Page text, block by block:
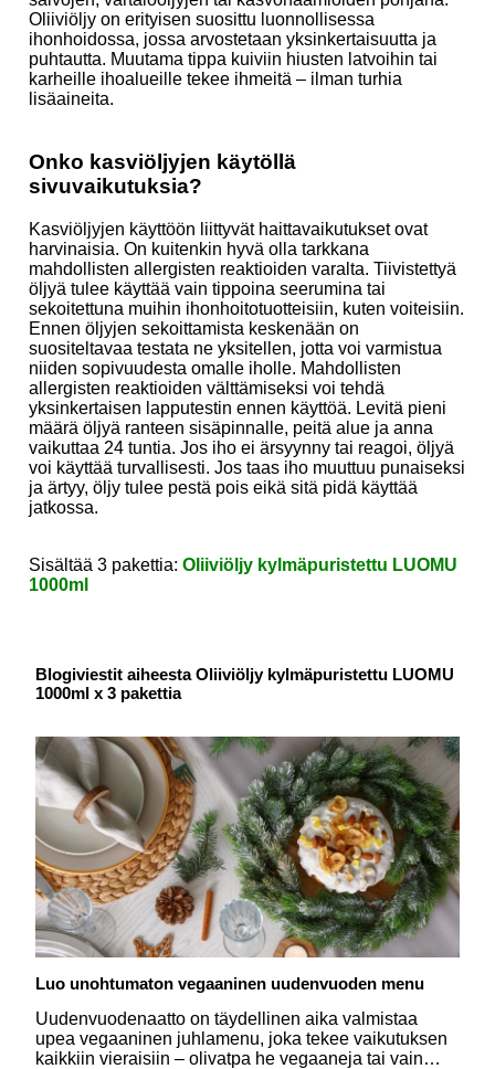
Oliiviöljy on erityisen suosittu luonnollisessa
ihonhoidossa, jossa arvostetaan yksinkertaisuutta ja
puhtautta. Muutama tippa kuiviin hiusten latvoihin tai
karheille ihoalueille tekee ihmeitä – ilman turhia
lisäaineita.
Onko kasviöljyjen käytöllä
sivuvaikutuksia?
Kasviöljyjen käyttöön liittyvät haittavaikutukset ovat
harvinaisia. On kuitenkin hyvä olla tarkkana
mahdollisten allergisten reaktioiden varalta. Tiivistettyä
öljyä tulee käyttää vain tippoina seerumina tai
sekoitettuna muihin ihonhoitotuotteisiin, kuten voiteisiin.
Ennen öljyjen sekoittamista keskenään on
suositeltavaa testata ne yksitellen, jotta voi varmistua
niiden sopivuudesta omalle iholle. Mahdollisten
allergisten reaktioiden välttämiseksi voi tehdä
yksinkertaisen lapputestin ennen käyttöä. Levitä pieni
määrä öljyä ranteen sisäpinnalle, peitä alue ja anna
vaikuttaa 24 tuntia. Jos iho ei ärsyynny tai reagoi, öljyä
voi käyttää turvallisesti. Jos taas iho muuttuu punaiseksi
ja ärtyy, öljy tulee pestä pois eikä sitä pidä käyttää
jatkossa.
Sisältää 3 pakettia: Oliiviöljy kylmäpuristettu LUOMU
1000ml
Blogiviestit aiheesta Oliiviöljy kylmäpuristettu LUOMU
1000ml x 3 pakettia
Luo unohtumaton vegaaninen uudenvuoden menu
Uudenvuodenaatto on täydellinen aika valmistaa
upea vegaaninen juhlamenu, joka tekee vaikutuksen
kaikkiin vieraisiin – olivatpa he vegaaneja tai vain